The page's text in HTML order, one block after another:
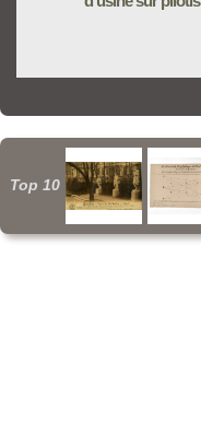
Top 10